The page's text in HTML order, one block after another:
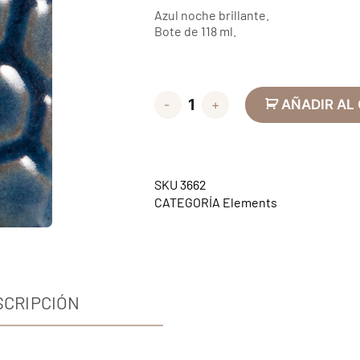
Azul noche brillante.
Bote de 118 ml.
- + AÑADIR AL
SKU 3662
CATEGORÍA Elements